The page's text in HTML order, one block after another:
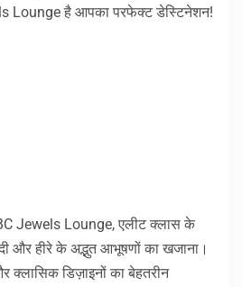
Lounge है आपका परफेक्ट डेस्टिनेशन!
BC Jewels Lounge, एलीट क्लास के
और हीरे के अद्भुत आभूषणों का खजाना।
क्लासिक डिज़ाइनों का बेहतरीन